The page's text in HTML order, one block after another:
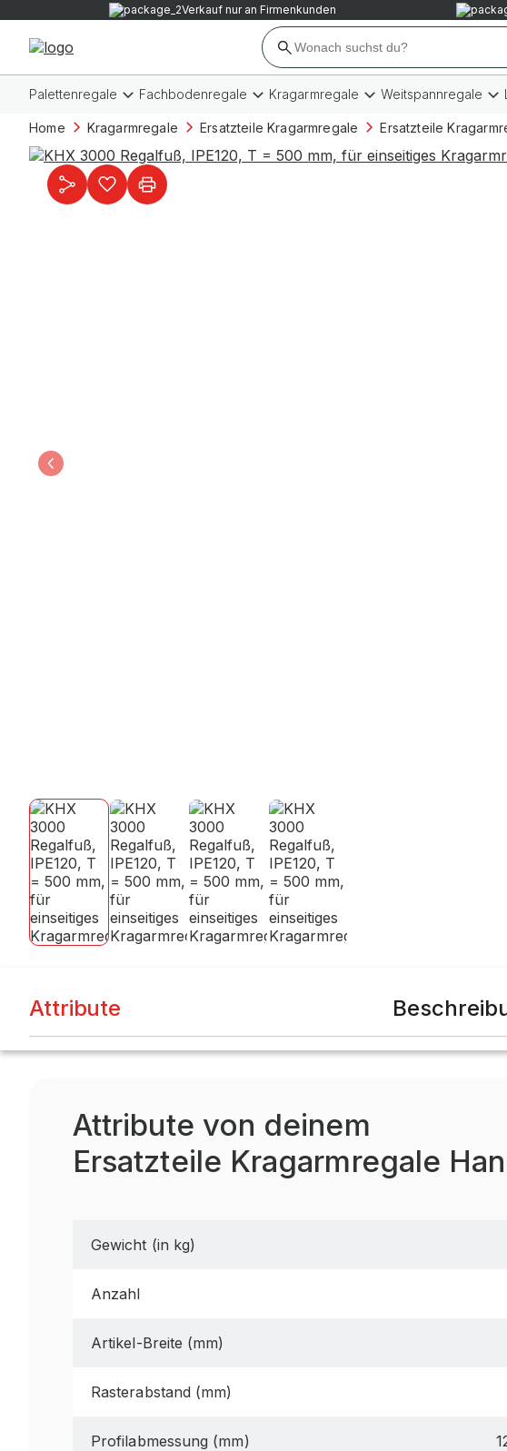
Verkauf nur an Firmenkunden
Palettenregale Fachbodenregale Kragarmregale Weitspannregale
Home Kragarmregale Ersatzteile Kragarmregale Ersatzteile
Attribute
Attribute von deinem
Ersatzteile Kragarmregale
Gewicht (in kg)
Anzahl
Artikel-Breite (mm)
Rasterabstand (mm)
Profilabmessung (mm)